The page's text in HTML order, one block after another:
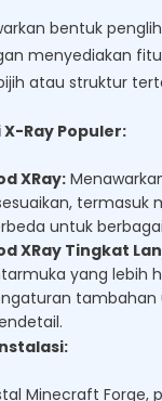
bentuk
menyediakan
atau struktur
Ray Populer:
XRay:
termasuk
untuk
XRay Tingkat
yang lebih
tambahan
Minecraft Forge,